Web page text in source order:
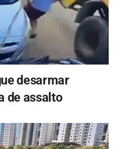
desarmar
de assalto